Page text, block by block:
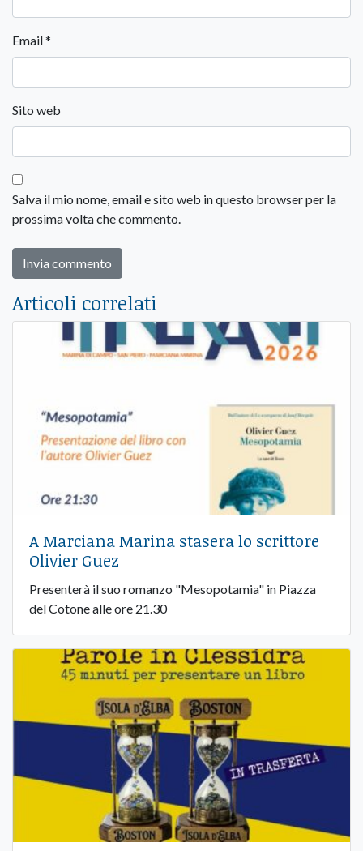
Email*
Sito web
Salva il mio nome, email e sito web in questo browser per la
prossima volta che commento.
Articoli correlati
A Marciana Marina stasera lo scrittore
Olivier Guez
Presenterà il suo romanzo "Mesopotamia" in Piazza
del Cotone alle ore 21.30